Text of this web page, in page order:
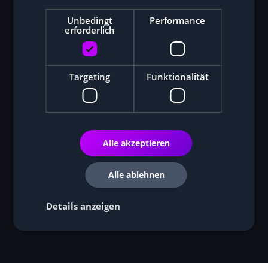
innerhalb weniger Werktage weltweit.
Bewertungen unserer Kunden
Unbedingt
erforderlich
Performance
Targeting Funktionalität
Alle akzeptieren
Alle ablehnen
Details anzeigen